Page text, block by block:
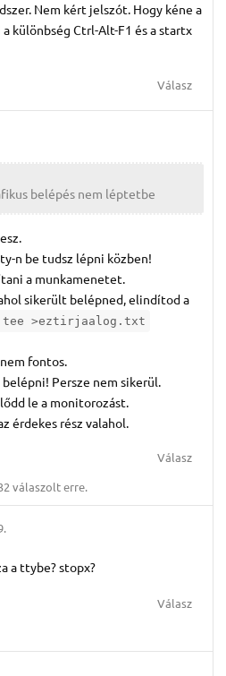
Nem kért jelszót. Hogy kéne a
különbség Ctrl-Alt-F1 és a startx
Válasz
belépés nem léptetbe
n be tudsz lépni közben!
a munkamenetet.
sikerült belépned, elindítod a
>eztirjaalog.txt
fontos.
Persze nem sikerül.
le a monitorozást.
érdekes rész valahol.
Válasz
válaszolt erre.
a ttybe? stopx?
Válasz